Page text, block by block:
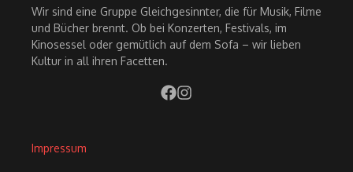
Wir sind eine Gruppe Gleichgesinnter, die für Musik, Filme
und Bücher brennt. Ob bei Konzerten, Festivals, im
Kinosessel oder gemütlich auf dem Sofa – wir lieben
Kultur in all ihren Facetten.
Impressum